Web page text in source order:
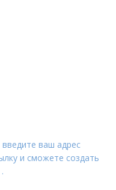
ваш адрес
и сможете создать